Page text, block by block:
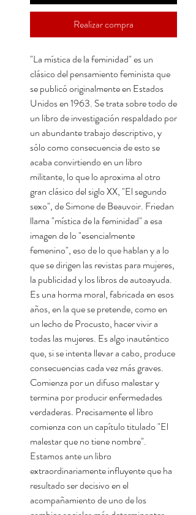
Realizar compra
"La mística de la feminidad" es un
clásico del pensamiento feminista que
se publicó originalmente en Estados
Unidos en 1963. Se trata sobre todo de
un libro de investigación respaldado por
un abundante trabajo descriptivo, y
sólo como consecuencia de esto se
acaba convirtiendo en un libro
militante, lo que lo aproxima al otro
gran clásico del siglo XX, "El segundo
sexo", de Simone de Beauvoir. Friedan
llama "mística de la feminidad" a esa
imagen de lo "esencialmente
femenino", eso de lo que hablan y a lo
que se dirigen las revistas para mujeres,
la publicidad y los libros de autoayuda.
Es una horma moral, fabricada en esos
años, en la que se pretende, como en
un lecho de Procusto, hacer vivir a
todas las mujeres. Es algo inauténtico
que, si se intenta llevar a cabo, produce
consecuencias cada vez más graves.
Comienza por un difuso malestar y
termina por producir enfermedades
verdaderas. Precisamente el libro
comienza con un capítulo titulado "El
malestar que no tiene nombre".
Estamos ante un libro
extraordinariamente influyente que ha
resultado ser decisivo en el
acompañamiento de uno de los